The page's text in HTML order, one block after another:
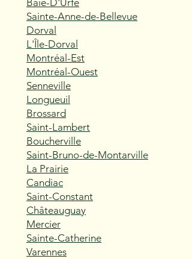
Baie-D'Urfé
Sainte-Anne-de-Bellevue
Dorval
L'Île-Dorval
Montréal-Est
Montréal-Ouest
Senneville
Longueuil
Brossard
Saint-Lambert
Boucherville
Saint-Bruno-de-Montarville
La Prairie
Candiac
Saint-Constant
Châteauguay
Mercier
Sainte-Catherine
Varennes